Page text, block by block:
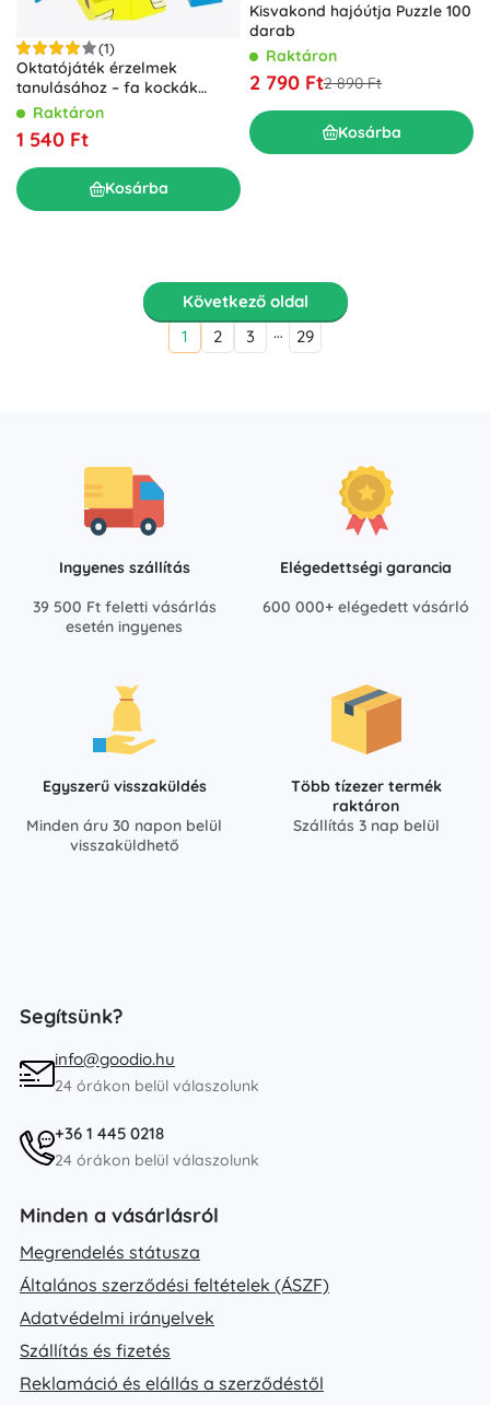
(1)
Oktatójáték érzelmek
tanulásához – fa kockák
fémdobozban
Raktáron
1 540 Ft
Kosárba
Kisvakond hajóútja Puzzle 100
darab
Raktáron
2 790 Ft2 890 Ft
Kosárba
Következő oldal
1
2 3 … 29
Ingyenes szállítás
39 500 Ft feletti vásárlás
esetén ingyenes
Elégedettségi garancia
600 000+ elégedett vásárló
Egyszerű visszaküldés
Minden áru 30 napon belül
visszaküldhető
Több tízezer termék
raktáron
Szállítás 3 nap belül
Segítsünk?
info@goodio.hu
24 órákon belül válaszolunk
+36 1 445 0218
24 órákon belül válaszolunk
Minden a vásárlásról
Megrendelés státusza
Általános szerződési feltételek (ÁSZF)
Adatvédelmi irányelvek
Szállítás és fizetés
Reklamáció és elállás a szerződéstől